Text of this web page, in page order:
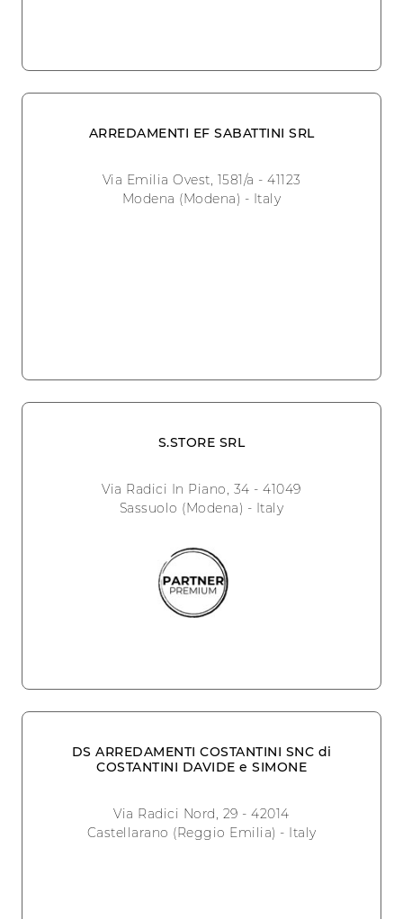
ARREDAMENTI EF SABATTINI SRL
Via Emilia Ovest, 1581/a - 41123
Modena (Modena) - Italy
S.STORE SRL
Via Radici In Piano, 34 - 41049
Sassuolo (Modena) - Italy
DS ARREDAMENTI COSTANTINI SNC di
COSTANTINI DAVIDE e SIMONE
Via Radici Nord, 29 - 42014
Castellarano (Reggio Emilia) - Italy